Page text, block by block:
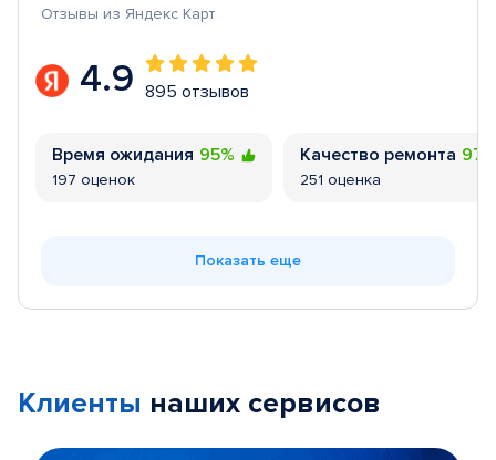
Отзывы из Яндекс Карт
4.9 895 отзывов
Время ожидания 95%
197 оценок
Качество ремонта
251 оценка
Показать еще
Клиенты наших сервисов